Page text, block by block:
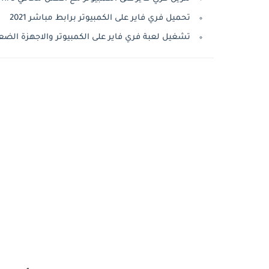
تحميل فري فاير على الكمبيوتر برابط مباشر 2021
تشغيل لعبة فري فاير على الكمبيوتر والاجهزة